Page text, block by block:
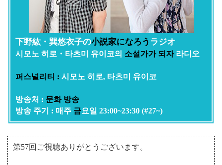
下野紘・巽悠衣子の小説家になろう ラジオ
시모노 히로・타츠미 유이코의 소설가가 되자라디오
퍼스널리티 : 시모노 히로, 타츠미 유이코
방송처 : 문화 방송
방송 주기 : 매주 금요일 23:00~23:30 (#27~)
第57回ご視聴ありがとうございます。